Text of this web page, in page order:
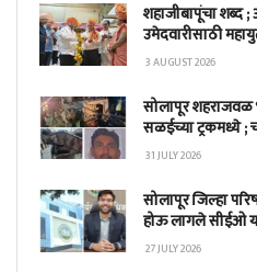
शहाजीबापूंचा शब्द
उमेदवारीसाठी
3 AUGUST 2026
सोलापूर
सळईच्या ट्रकमध्ये ;
31 JULY 2026
सोलापूर जिल्हा
होऊ लागले सीईओ
27 JULY 2026